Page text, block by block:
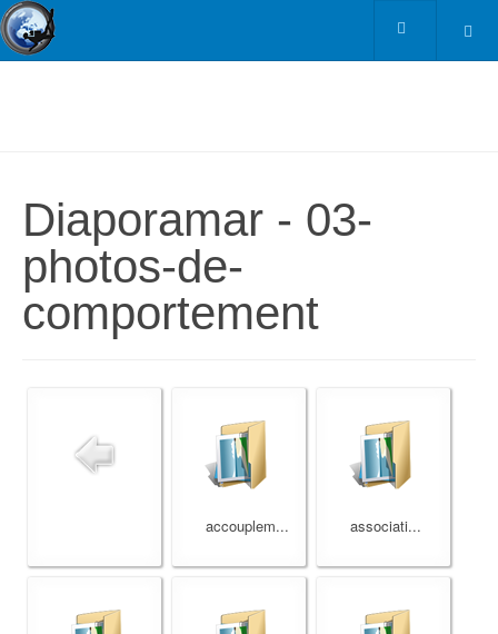
Diaporamar - 03-
photos-de-
comportement
accouplem... associati...